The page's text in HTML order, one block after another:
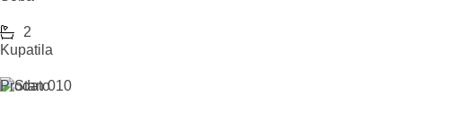
2
Kupatila
Prodato